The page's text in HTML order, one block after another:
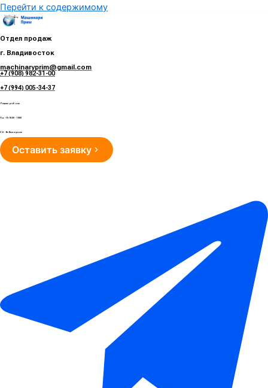
Перейти к содержимому
Отдел продаж
г. Владивосток
machinaryprim@gmail.com
+7 (908) 982-31-00
+7 (994) 005-34-37
Режим работы
Пн - Пт 10:00 - 19:00
Сб - Вс Выходные
Оставить заявку